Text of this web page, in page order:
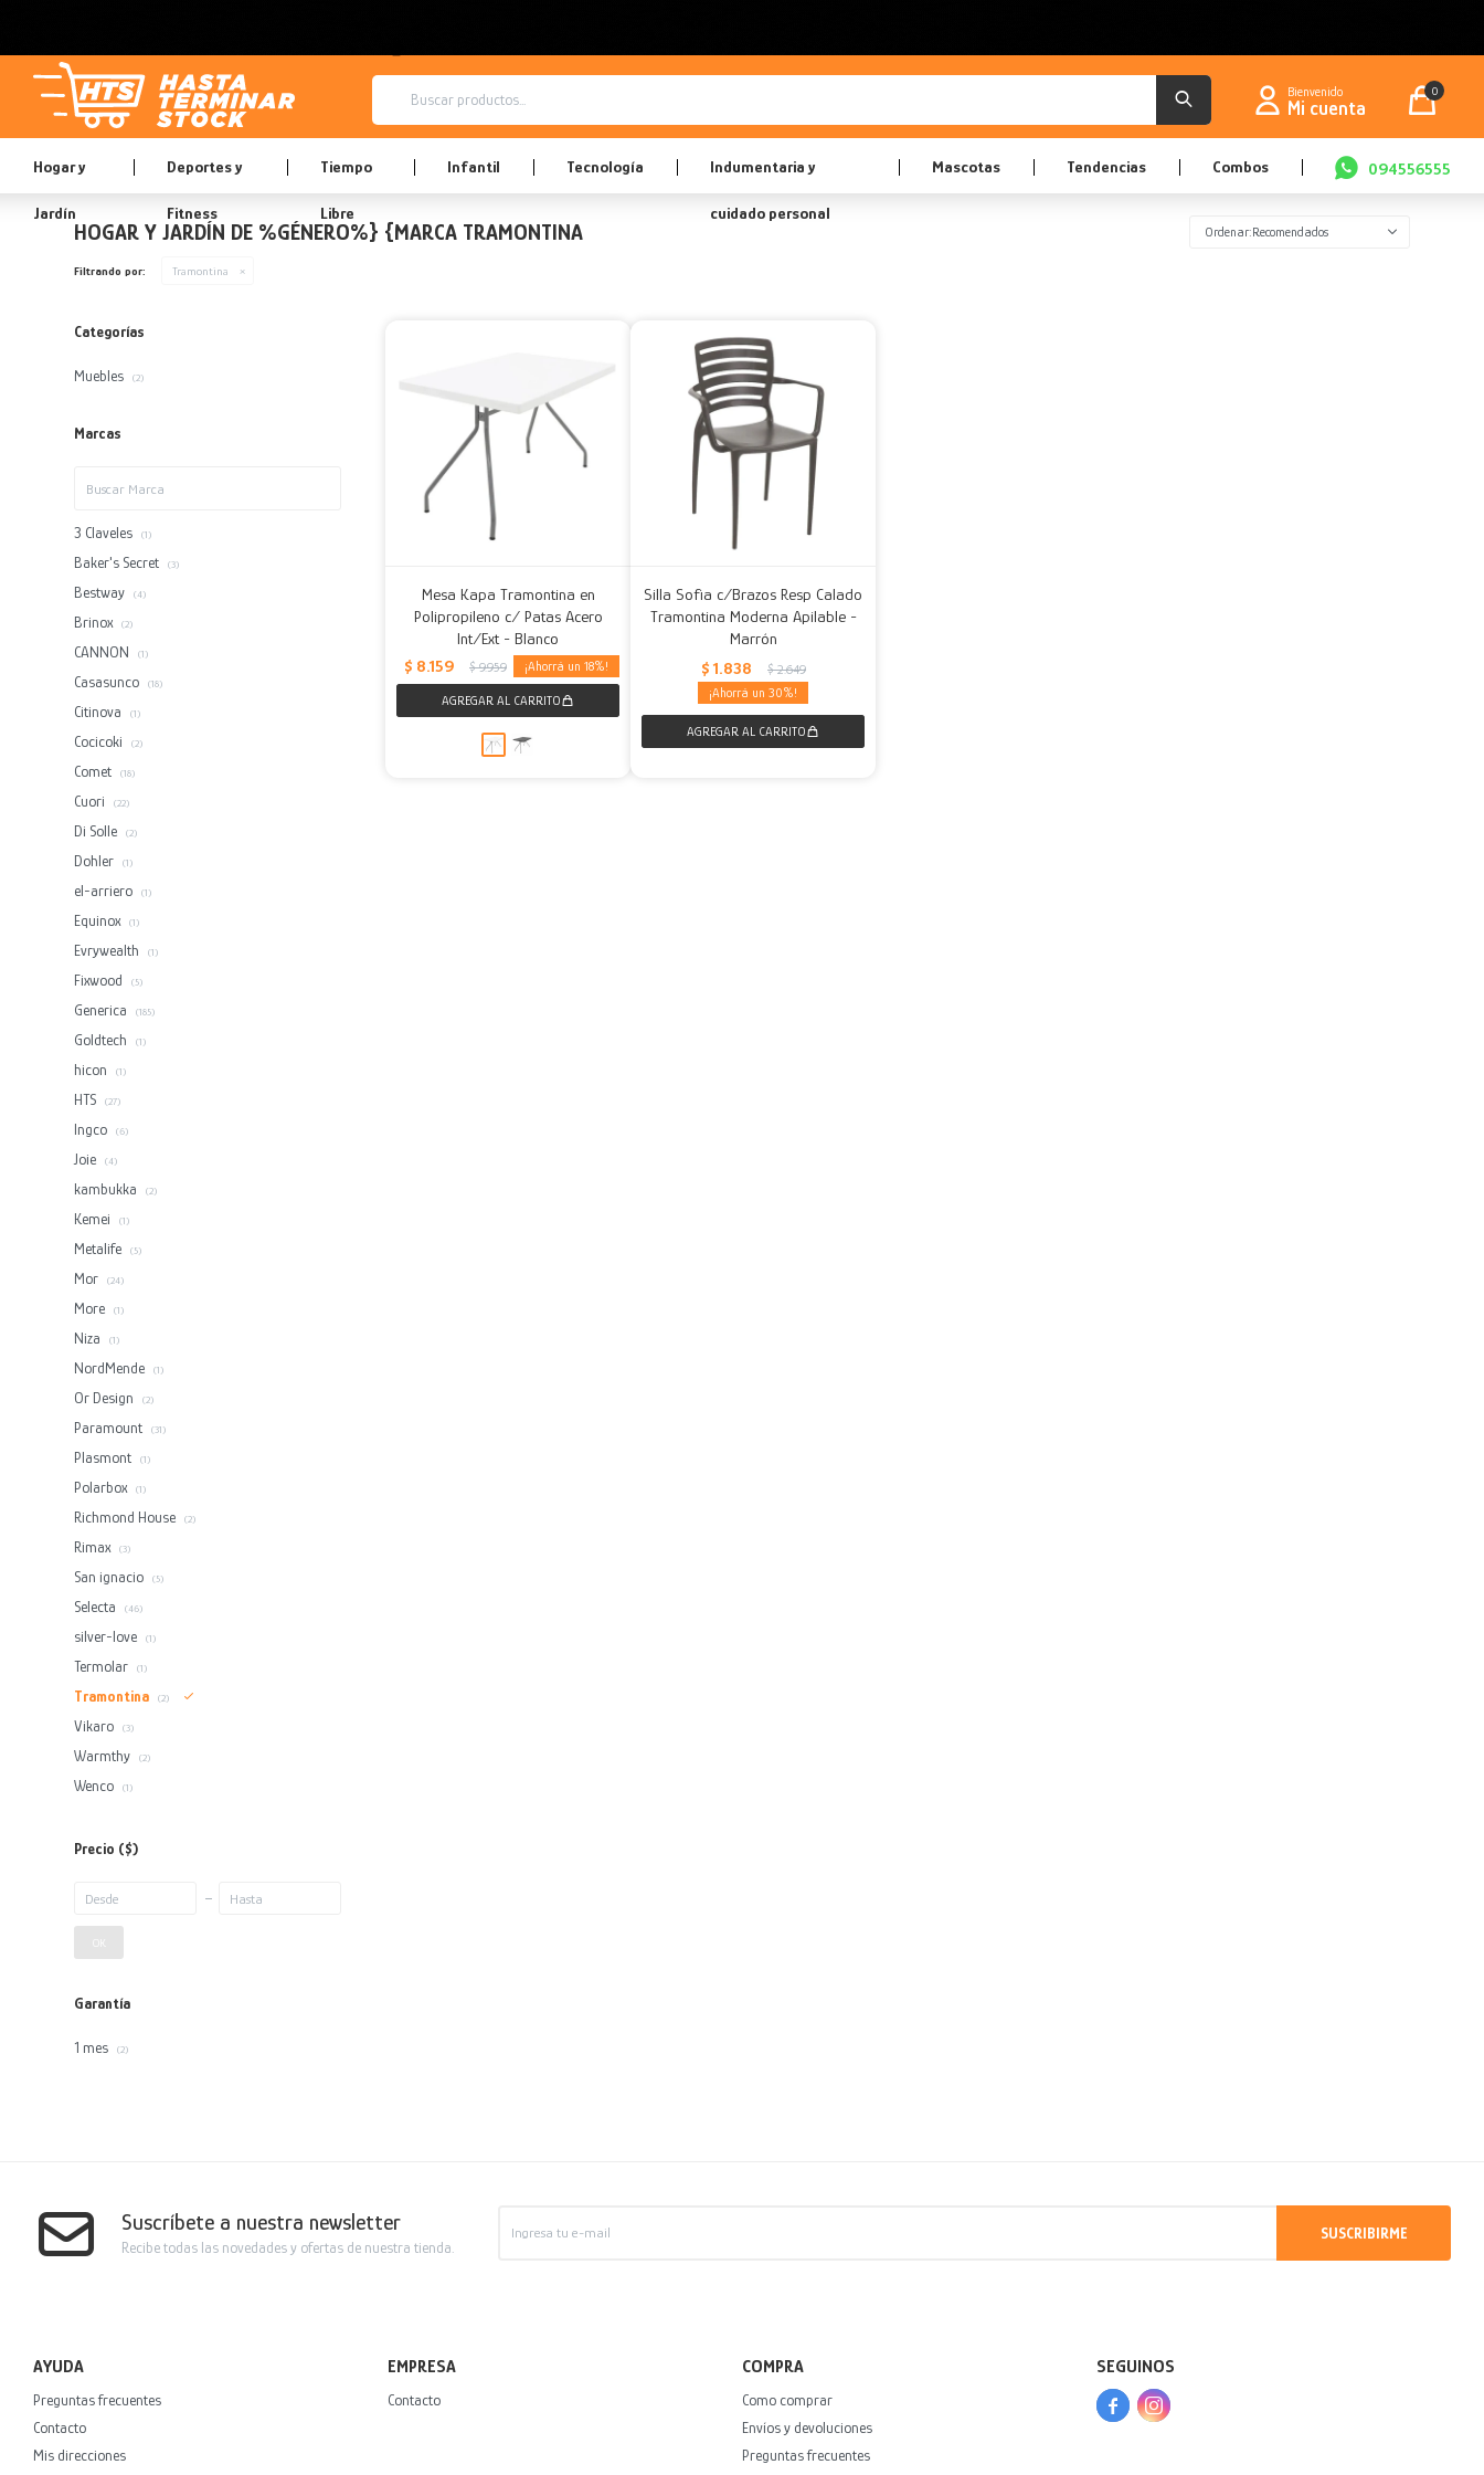
Hogar y
Jardín
Deportes y
Fitness
Tiempo
Libre
Infantil Tecnología Indumentaria y
cuidado personal
Mascotas Tendencias Combos 094556555
0
HOGAR Y JARDÍN DE %GÉNERO%} {MARCA TRAMONTINA Recomendados
Filtrando por: Tramontina
Mesa Kapa Tramontina en
Polipropileno c/ Patas Acero
Int/Ext - Blanco
$ 8.159 $ 9.959 18
Silla Sofia c/Brazos Resp Calado
Tramontina Moderna Apilable -
Marrón
$ 1.838 $ 2.649
30
Categorías
Muebles (2)
Marcas
3 Claveles (1)
Baker's Secret (3)
Bestway (4)
Brinox (2)
CANNON (1)
Casasunco (18)
Citinova (1)
Cocicoki (2)
Comet (18)
Cuori (22)
Di Solle (2)
Dohler (1)
el-arriero (1)
Equinox (1)
Evrywealth (1)
Fixwood (5)
Generica (185)
Goldtech (1)
hicon (1)
HTS (27)
Ingco (6)
Joie (4)
kambukka (2)
Kemei (1)
Metalife (5)
Mor (24)
More (1)
Niza (1)
NordMende (1)
Or Design (2)
Paramount (31)
Plasmont (1)
Polarbox (1)
Richmond House (2)
Rimax (3)
San ignacio (5)
Selecta (46)
silver-love (1)
Termolar (1)
Tramontina (2)
Vikaro (3)
Warmthy (2)
Wenco (1)
Precio ($)
Garantía
1 mes (2)
Suscríbete a nuestra newsletter
Recibe todas las novedades y ofertas de nuestra tienda.
SUSCRIBIRME
AYUDA
Preguntas frecuentes
Contacto
Mis direcciones
EMPRESA
Contacto
COMPRA
Como comprar
Envíos y devoluciones
Preguntas frecuentes
SEGUINOS
 